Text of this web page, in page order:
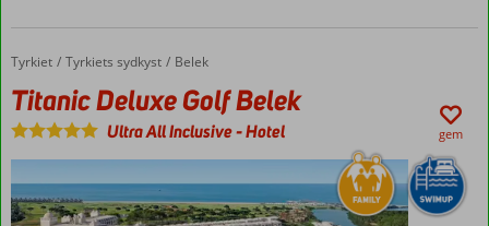
med
plads til
Forside
Tyrkiet Tyrkiets sydkyst Belek
Titanic Deluxe Golf Belek
Titanic Deluxe Golf Belek
Ultra All Inclusive-Hotel gem